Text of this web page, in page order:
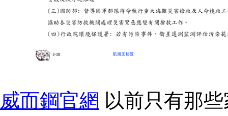
威而鋼官網 以前只有那